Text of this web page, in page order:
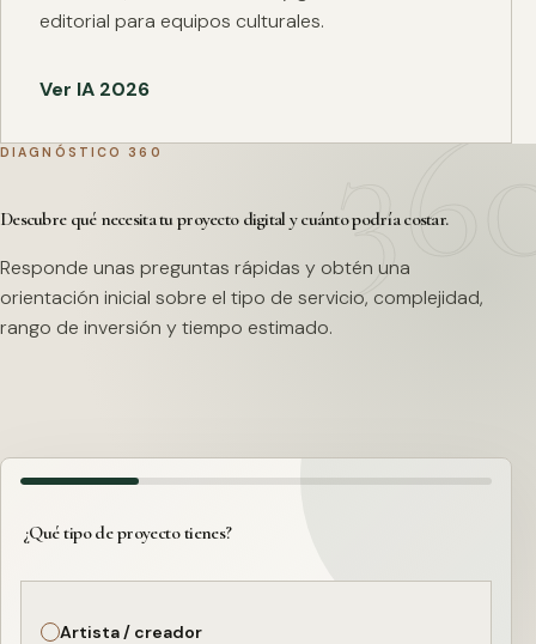
editorial para equipos culturales.
Ver IA 2026
DIAGNÓSTICO 360
Descubre qué necesita tu proyecto digital y cuánto podría costar.
Responde unas preguntas rápidas y obtén una
orientación inicial sobre el tipo de servicio, complejidad,
rango de inversión y tiempo estimado.
¿Qué tipo de proyecto tienes?
Artista / creador